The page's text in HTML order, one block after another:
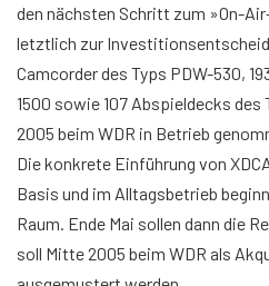
den nächsten Schritt zum »On-
letztlich zur
Camcorder des Typs PDW-530,
1500 sowie 107 Abspieldecks des
2005 beim WDR in Betrieb
Die konkrete Einführung von
Basis und im Alltagsbetrieb
Raum. Ende Mai sollen dann die
soll Mitte 2005 beim WDR als